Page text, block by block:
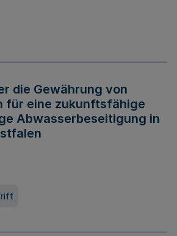
die Gewährung von
für eine zukunftsfähige
Abwasserbeseitigung in